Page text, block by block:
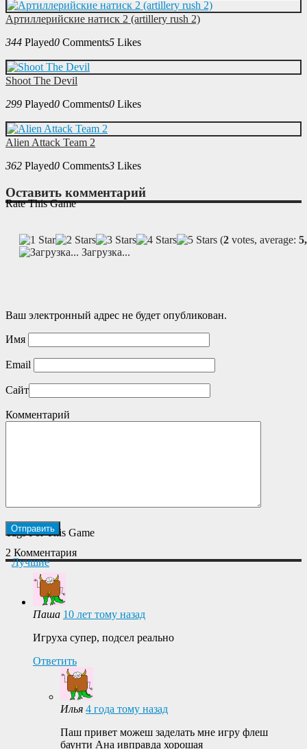
Rate This Game
(2 votes, average:
Загрузка...
Tags For This Game
Лучшие
Артиллерийские натиск 2 (artillery rush 2)
344 Played0 Comments5 Likes
Shoot The Devil
299 Played0 Comments0 Likes
Alien Attack Team 2
362 Played0 Comments3 Likes
Оставить комментарий
Ваш электронный адрес не будет опубликован.
Имя
Email
Сайт
Комментарий
2 Комментария
Паша 10 лет тому назад
Игруха супер, подсел реально
Ответить
Илья 4 года тому назад
Паш привет можеш заделать мне игру флеш
баунти Ана ивправда хорошая